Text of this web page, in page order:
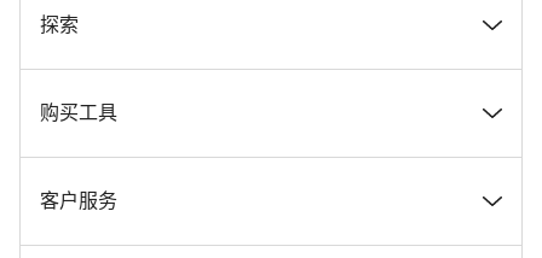
奖项
在 Canyon 工作
Canyon 新闻发布室
探索
新闻和故事
提示和建议
购买工具
找到您梦寐以求的 Canyon 自行车
客户服务